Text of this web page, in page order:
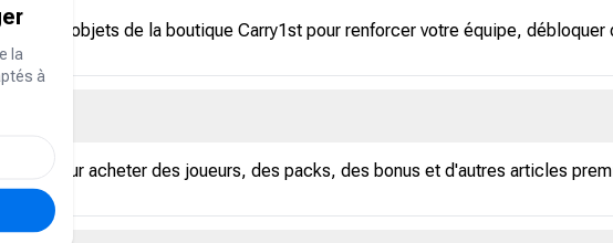
et des objets de la boutique Carry1st pour renforcer votre équipe, débloquer
pour acheter des joueurs, des packs, des bonus et d'autres articles
la
à